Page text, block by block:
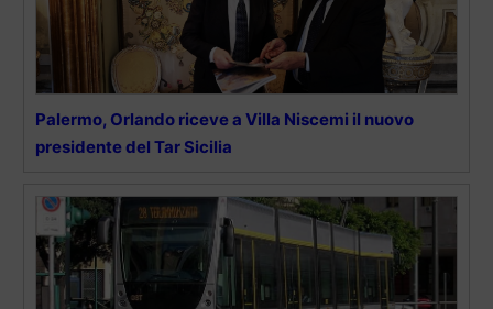
Palermo, Orlando riceve a Villa Niscemi il nuovo
presidente del Tar Sicilia